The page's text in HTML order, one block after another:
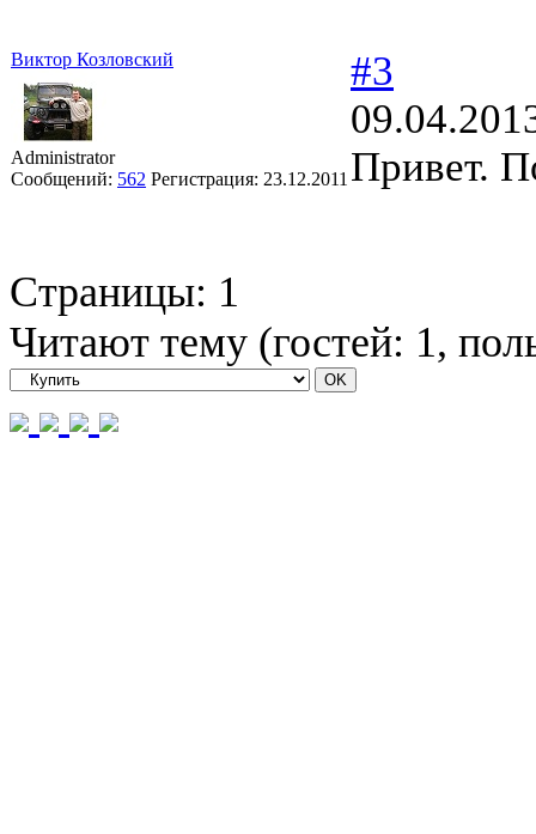
Виктор Козловский
Administrator
Сообщений: 562 Регистрация: 23.12.2011
#3
Привет.
Страницы: 1
Читают тему (гостей: 1,